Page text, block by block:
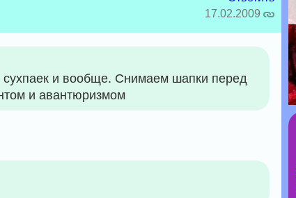
17.02.2009
и вообще. Снимаем шапки перед
и авантюризмом